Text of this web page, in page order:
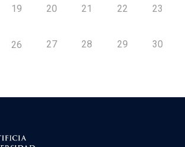
19 20 21 22 23
26 27 28 29 30